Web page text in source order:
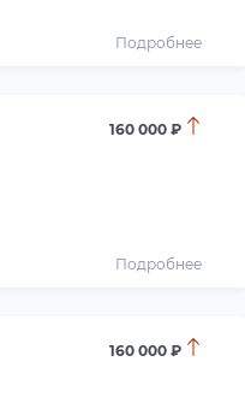
Подробнее
160 000 ₽
Подробнее
160 000 ₽